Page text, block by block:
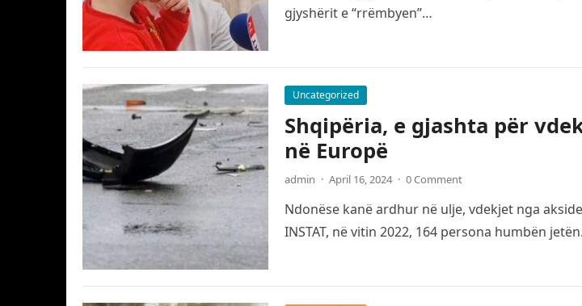
gjyshërit e “rrëmbyen”…
Uncategorized
Shqipëria, e gjashta për
në Europë
admin · April 16, 2024 · 0 Comment
Ndonëse kanë ardhur në ulje, vdekjet nga
INSTAT, në vitin 2022, 164 persona humbën